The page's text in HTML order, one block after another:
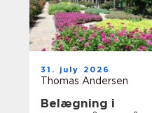
31. july 2026
Thomas Andersen
Belægning i